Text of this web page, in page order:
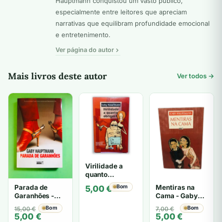
especialmente entre leitores que apreciam
narrativas que equilibram profundidade emocional
e entretenimento.
Ver página do autor
Mais livros deste autor Ver todos →
Parada de
Garanhões -
Hauptmann
15,00€
O
preço
5,00 €
O
preço
Bom
Virilidade a
quanto
obrigas! - Gaby
Hauptmann
5,00€ Bom
Mentiras na
Cama - Gaby
Hauptmann
7,00€
O
preço
5,00€
O
preço
Bom